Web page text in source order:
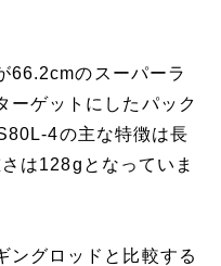
66.2cmのスーパーラ
ーゲットにしたパック
4の主な特徴は長
は128gとなっていま
ングロッドと比較する